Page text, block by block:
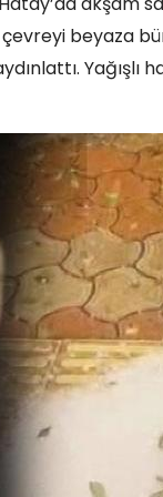
beyaza
Yağışlı